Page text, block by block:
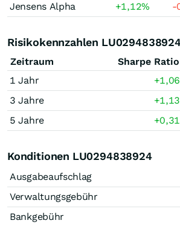
Jensens Alpha
+1,12% -
Risikokennzahlen
Zeitraum Sharpe Ratio
1 Jahr
+1,06
3 Jahre
+1,13
5 Jahre
+0,31
Konditionen LU0294838924
Ausgabeaufschlag
Verwaltungsgebühr
Bankgebühr